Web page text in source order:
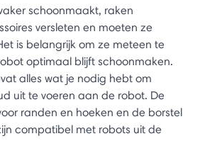
schoonmaakt, raken
versleten en moeten ze
is belangrijk om ze meteen te
optimaal blijft schoonmaken.
alles wat je nodig hebt om
uit te voeren aan de robot. De
randen en hoeken en de borstel
compatibel met robots uit de